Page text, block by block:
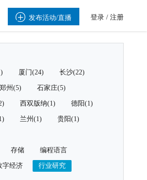
 发布活动/直播 登录 / 注册
厦门(24) 长沙(22)
郑州(5) 石家庄(5)
西双版纳(1) 德阳(1)
兰州(1) 贵阳(1)
存储 编程语言
字经济 行业研究